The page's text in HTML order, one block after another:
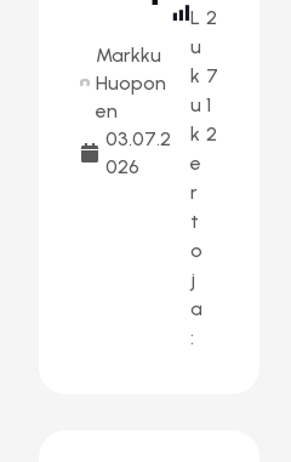
Markku
Huopon
en
03.07.2
026
L
u
k
u
k
e
r
t
o
j
a
:
2
7
1
2